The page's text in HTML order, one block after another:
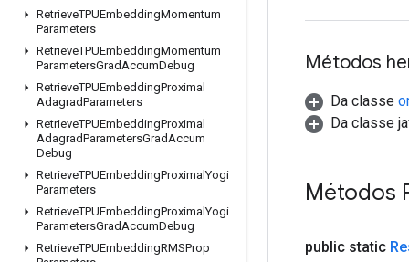
RetrieveTPUEmbeddingMomentum
Parameters
RetrieveTPUEmbeddingMomentum
ParametersGradAccumDebug
RetrieveTPUEmbeddingProximal
AdagradParameters
RetrieveTPUEmbeddingProximal
AdagradParametersGradAccum
Debug
RetrieveTPUEmbeddingProximalYogi
Parameters
RetrieveTPUEmbeddingProximalYogi
ParametersGradAccumDebug
RetrieveTPUEmbeddingRMSProp
Métodos
Da classe
Da classe
Métodos
public static